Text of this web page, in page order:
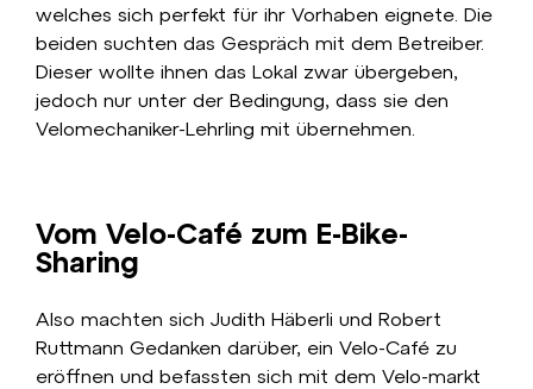
welches sich perfekt für ihr Vorhaben eignete. Die
beiden suchten das Gespräch mit dem Betreiber.
Dieser wollte ihnen das Lokal zwar übergeben,
jedoch nur unter der Bedingung, dass sie den
Velomechaniker-Lehrling mit übernehmen.
Vom Velo-Café zum E-Bike-
Sharing
Also machten sich Judith Häberli und Robert
Ruttmann Gedanken darüber, ein Velo-Café zu
eröffnen und befassten sich mit dem Velo-markt